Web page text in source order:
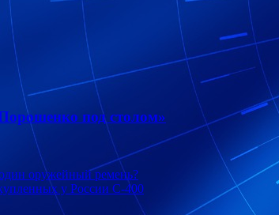
под столом»
оружейный ремень?
у России С-400